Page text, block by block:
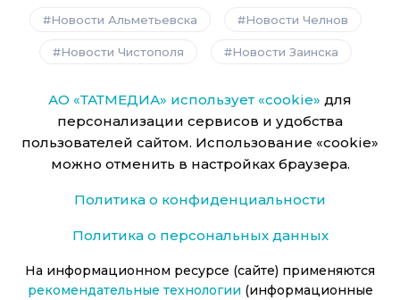
Новости Альметьевска Новости Челнов
Новости Чистополя Новости Заинска
АО «ТАТМЕДИА» использует «cookie» для
персонализации сервисов и удобства
пользователей сайтом. Использование «cookie»
можно отменить в настройках браузера.
Политика о конфиденциальности
Политика о персональных данных
На информационном ресурсе (сайте) применяются
рекомендательные технологии (информационные